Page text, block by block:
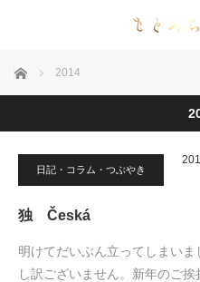
ホーム 2014
日記・コラム・つぶやき
独 Česká
明けてだいぶん立ってしまい
し訳ございません。新年のご